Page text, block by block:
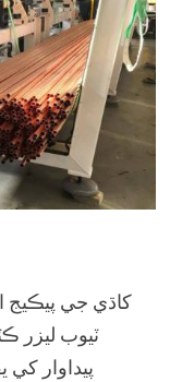
کاڌي جي پيڪيج
ٽيوب ليزر
پيداوار کي